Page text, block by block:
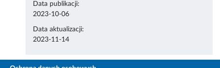
Data publikacji:
2023-10-06
Data aktualizacji:
2023-11-14